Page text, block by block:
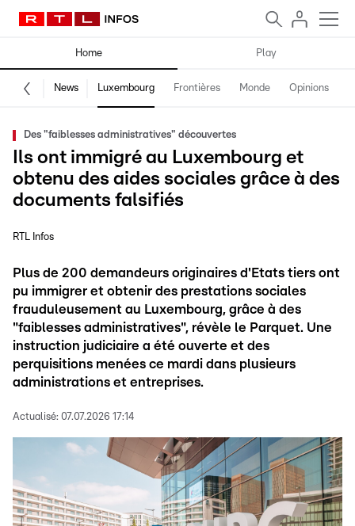
Home Play
News Luxembourg Frontières Monde Opinions
Des "faiblesses administratives" découvertes
Ils ont immigré au Luxembourg et
obtenu des aides sociales grâce à des
documents falsifiés
RTL Infos
Plus de 200 demandeurs originaires d'Etats tiers ont
pu immigrer et obtenir des prestations sociales
frauduleusement au Luxembourg, grâce à des
"faiblesses administratives", révèle le Parquet. Une
instruction judiciaire a été ouverte et des
perquisitions menées ce mardi dans plusieurs
administrations et entreprises.
Actualisé: 07.07.2026 17:14